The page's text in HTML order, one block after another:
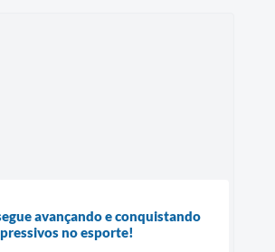
avançando e conquistando
no esporte!